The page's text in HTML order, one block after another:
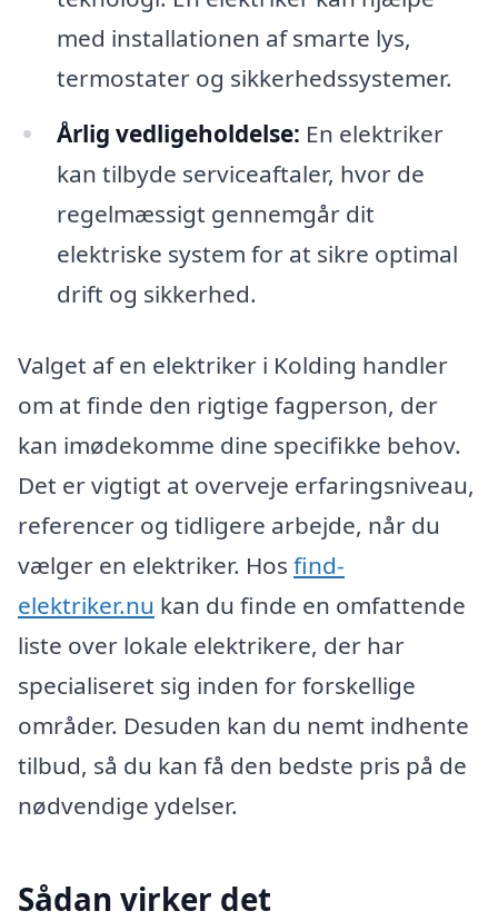
med installationen af smarte lys,
termostater og sikkerhedssystemer.
Årlig vedligeholdelse: En elektriker
kan tilbyde serviceaftaler, hvor de
regelmæssigt gennemgår dit
elektriske system for at sikre optimal
drift og sikkerhed.
Valget af en elektriker i Kolding handler
om at finde den rigtige fagperson, der
kan imødekomme dine specifikke behov.
Det er vigtigt at overveje erfaringsniveau,
referencer og tidligere arbejde, når du
vælger en elektriker. Hos find-
elektriker.nu kan du finde en omfattende
liste over lokale elektrikere, der har
specialiseret sig inden for forskellige
områder. Desuden kan du nemt indhente
tilbud, så du kan få den bedste pris på de
nødvendige ydelser.
Sådan virker det